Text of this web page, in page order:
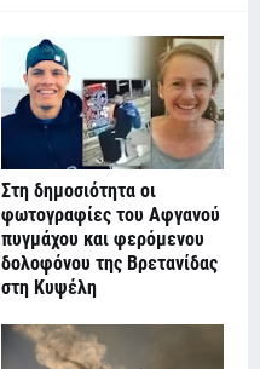
Στη δημοσιότητα οι
φωτογραφίες του Αφγανού
πυγμάχου και φερόμενου
δολοφόνου της Βρετανίδας
στη Κυψέλη